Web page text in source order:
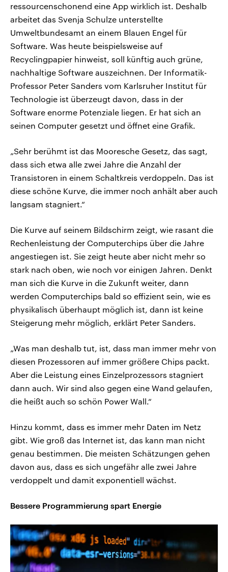
ressourcenschonend eine App wirklich ist. Deshalb
arbeitet das Svenja Schulze unterstellte
Umweltbundesamt an einem Blauen Engel für
Software. Was heute beispielsweise auf
Recyclingpapier hinweist, soll künftig auch grüne,
nachhaltige Software auszeichnen. Der Informatik-
Professor Peter Sanders vom Karlsruher Institut für
Technologie ist überzeugt davon, dass in der
Software enorme Potenziale liegen. Er hat sich an
seinen Computer gesetzt und öffnet eine Grafik.
„Sehr berühmt ist das Mooresche Gesetz, das sagt,
dass sich etwa alle zwei Jahre die Anzahl der
Transistoren in einem Schaltkreis verdoppeln. Das ist
diese schöne Kurve, die immer noch anhält aber auch
langsam stagniert.“
Die Kurve auf seinem Bildschirm zeigt, wie rasant die
Rechenleistung der Computerchips über die Jahre
angestiegen ist. Sie zeigt heute aber nicht mehr so
stark nach oben, wie noch vor einigen Jahren. Denkt
man sich die Kurve in die Zukunft weiter, dann
werden Computerchips bald so effizient sein, wie es
physikalisch überhaupt möglich ist, dann ist keine
Steigerung mehr möglich, erklärt Peter Sanders.
„Was man deshalb tut, ist, dass man immer mehr von
diesen Prozessoren auf immer größere Chips packt.
Aber die Leistung eines Einzelprozessors stagniert
dann auch. Wir sind also gegen eine Wand gelaufen,
die heißt auch so schön Power Wall.“
Hinzu kommt, dass es immer mehr Daten im Netz
gibt. Wie groß das Internet ist, das kann man nicht
genau bestimmen. Die meisten Schätzungen gehen
davon aus, dass es sich ungefähr alle zwei Jahre
verdoppelt und damit exponentiell wächst.
Bessere Programmierung spart Energie